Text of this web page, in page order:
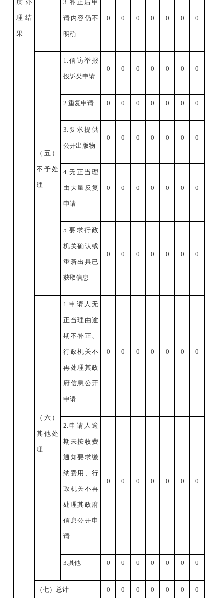
度办
理结
果
3.补正后申
请内容仍不
明确
0 0 0 0 0 0 0
（五）
不予处
理
1.信访举报
投诉类申请
0 0 0 0 0 0 0
2.重复申请 0 0 0 0 0 0 0
3.要求提供
公开出版物
0 0 0 0 0 0 0
4.无正当理
由大量反复
申请
0 0 0 0 0 0 0
5.要求行政
机关确认或
重新出具已
获取信息
0 0 0 0 0 0 0
（六）
其他处
理
1.申请人无
正当理由逾
期不补正、
行政机关不
再处理其政
府信息公开
申请
0 0 0 0 0 0 0
2.申请人逾
期未按收费
通知要求缴
纳费用、行
政机关不再
处理其政府
信息公开申
请
0 0 0 0 0 0 0
3.其他 0 0 0 0 0 0 0
（七）总计 0 0 0 0 0 0 0